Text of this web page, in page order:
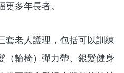
多年長者。
老人護理，包括可以訓練
（輪椅）彈力帶、銀髮健身